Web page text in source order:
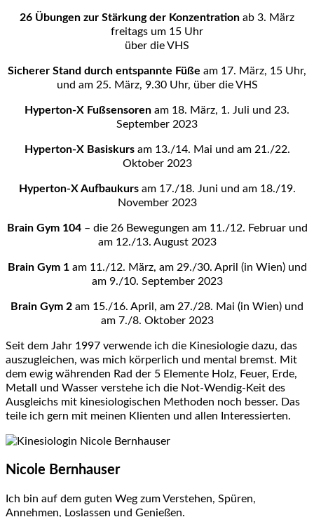
26 Übungen zur Stärkung der Konzentration ab 3. März
freitags um 15 Uhr
über die VHS
Sicherer Stand durch entspannte Füße am 17. März, 15 Uhr,
und am 25. März, 9.30 Uhr, über die VHS
Hyperton-X Fußsensoren am 18. März, 1. Juli und 23.
September 2023
Hyperton-X Basiskursam 13./14. Mai und am 21./22.
Oktober 2023
Hyperton-X Aufbaukursam 17./18. Juni und am 18./19.
November 2023
Brain Gym 104– die 26 Bewegungen am 11./12. Februar und
am 12./13. August 2023
Brain Gym 1am 11./12. März, am 29./30. April (in Wien) und
am 9./10. September 2023
Brain Gym 2 am 15./16. April, am 27./28. Mai (in Wien) und
am 7./8. Oktober 2023
Seit dem Jahr 1997 verwende ich die Kinesiologie dazu, das
auszugleichen, was mich körperlich und mental bremst. Mit
dem ewig währenden Rad der 5 Elemente Holz, Feuer, Erde,
Metall und Wasser verstehe ich die Not-Wendig-Keit des
Ausgleichs mit kinesiologischen Methoden noch besser. Das
teile ich gern mit meinen Klienten und allen Interessierten.
Nicole Bernhauser
Ich bin auf dem guten Weg zum Verstehen, Spüren,
Annehmen, Loslassen und Genießen.